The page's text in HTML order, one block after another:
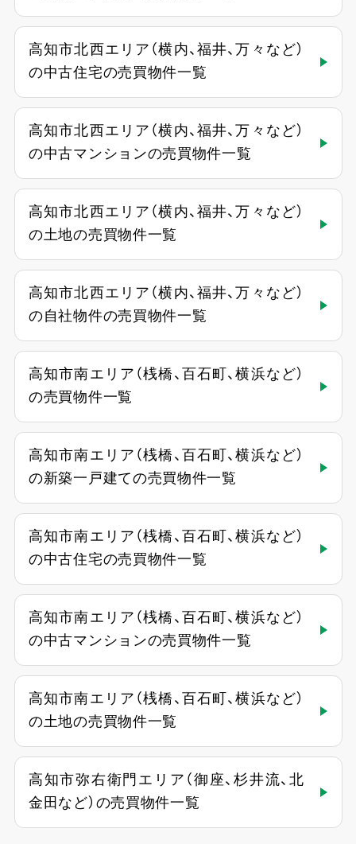
高知市北西エリア（横内、福井、万々など）
の中古住宅の売買物件一覧
高知市北西エリア（横内、福井、万々など）
の中古マンションの売買物件一覧
高知市北西エリア（横内、福井、万々など）
の土地の売買物件一覧
高知市北西エリア（横内、福井、万々など）
の自社物件の売買物件一覧
高知市南エリア（桟橋、百石町、横浜など）
の売買物件一覧
高知市南エリア（桟橋、百石町、横浜など）
の新築一戸建ての売買物件一覧
高知市南エリア（桟橋、百石町、横浜など）
の中古住宅の売買物件一覧
高知市南エリア（桟橋、百石町、横浜など）
の中古マンションの売買物件一覧
高知市南エリア（桟橋、百石町、横浜など）
の土地の売買物件一覧
高知市弥右衛門エリア（御座、杉井流、北
金田など）の売買物件一覧